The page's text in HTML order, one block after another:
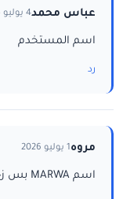
عباس محمد4 يوليو 2026
اسم المستخدم
رد
مروه1 يوليو 2026
اسم MARWA بس زخرفات اكثر